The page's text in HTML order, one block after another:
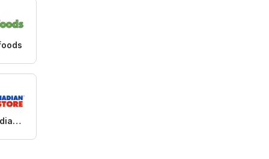
Real Canadian Superstore